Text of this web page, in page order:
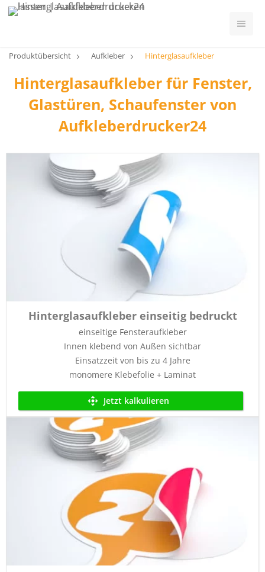
Produktübersicht Aufkleber Hinterglasaufkleber
Hinterglasaufkleber für Fenster,
Glastüren, Schaufenster von
Aufkleberdrucker24
Hinterglasaufkleber einseitig bedruckt
einseitige Fensteraufkleber
Innen klebend von Außen sichtbar
Einsatzzeit von bis zu 4 Jahre
monomere Klebefolie + Laminat
Jetzt kalkulieren